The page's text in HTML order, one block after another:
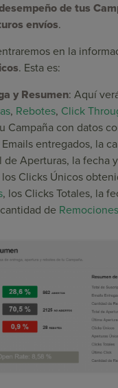
de tus
envíos.
en la
. Esta es:
y Resumen: Aquí
, Rebotes, Click
Campaña con datos
entregados, la
de Aperturas, la fecha
Clicks Únicos
, los Clicks Totales, la
de Remociones